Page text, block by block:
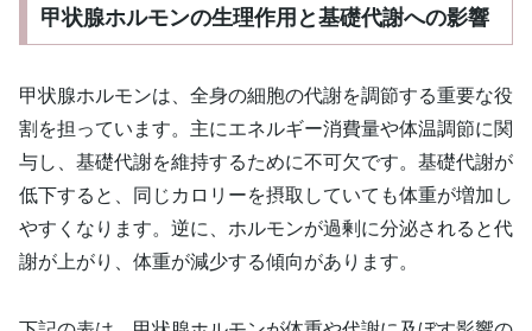
甲状腺ホルモンの生理作用と基礎代謝への影響
甲状腺ホルモンは、全身の細胞の代謝を調節する重要な役
割を担っています。主にエネルギー消費量や体温調節に関
与し、基礎代謝を維持するために不可欠です。基礎代謝が
低下すると、同じカロリーを摂取していても体重が増加し
やすくなります。逆に、ホルモンが過剰に分泌されると代
謝が上がり、体重が減少する傾向があります。